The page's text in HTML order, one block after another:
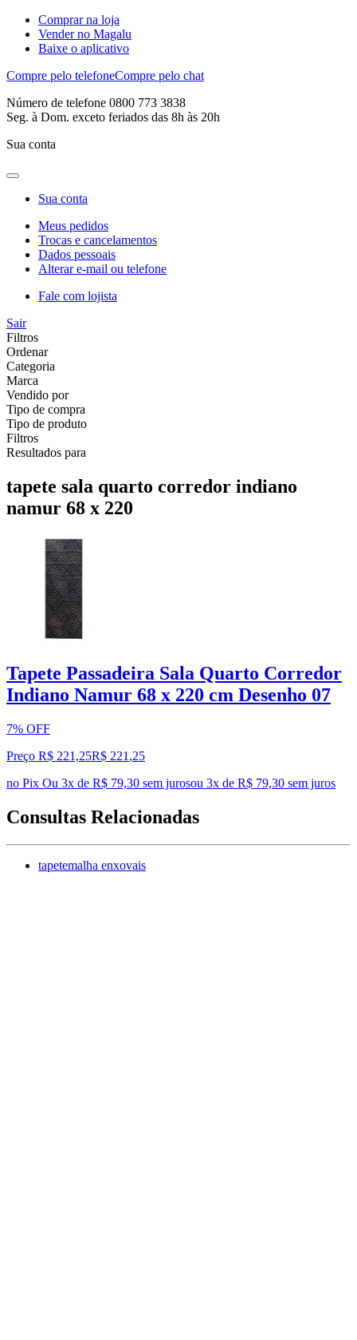
Comprar na loja
Vender no Magalu
Baixe o aplicativo
Compre pelo telefoneCompre pelo chat
Número de telefone 0800 773 3838
Seg. à Dom. exceto feriados das 8h às 20h
Sua conta
Sua conta
Meus pedidos
Trocas e cancelamentos
Dados pessoais
Alterar e-mail ou telefone
Fale com lojista
Sair
Filtros
Ordenar
Categoria
Marca
Vendido por
Tipo de compra
Tipo de produto
Filtros
Resultados para
tapete sala quarto corredor indiano
namur 68 x 220
Tapete Passadeira Sala Quarto Corredor
Indiano Namur 68 x 220 cm Desenho 07
7% OFF
Preço R$ 221,25R$ 221 ,25
no Pix Ou 3x de R$ 79,30 sem jurosou 3x de R$ 79,30 sem juros
Consultas Relacionadas
tapetemalha enxovais